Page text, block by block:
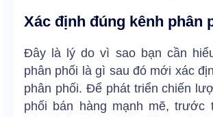
Xác định đúng kênh phân
Đây là lý do vì sao bạn cần
phân phối là gì sau đó mới xác
phân phối. Để phát triển chiến
phối bán hàng mạnh mẽ, trước